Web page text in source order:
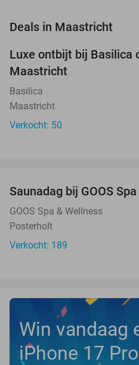
Deals in Maastricht
TODAY
Luxe ontbijt bij Basilica
Maastricht
Basilica
Maastricht
Verkocht: 50
Saunadag bij GOOS
GOOS Spa & Wellness
Posterholt
Verkocht: 189
Win vandaag
iPhone 17 Pro